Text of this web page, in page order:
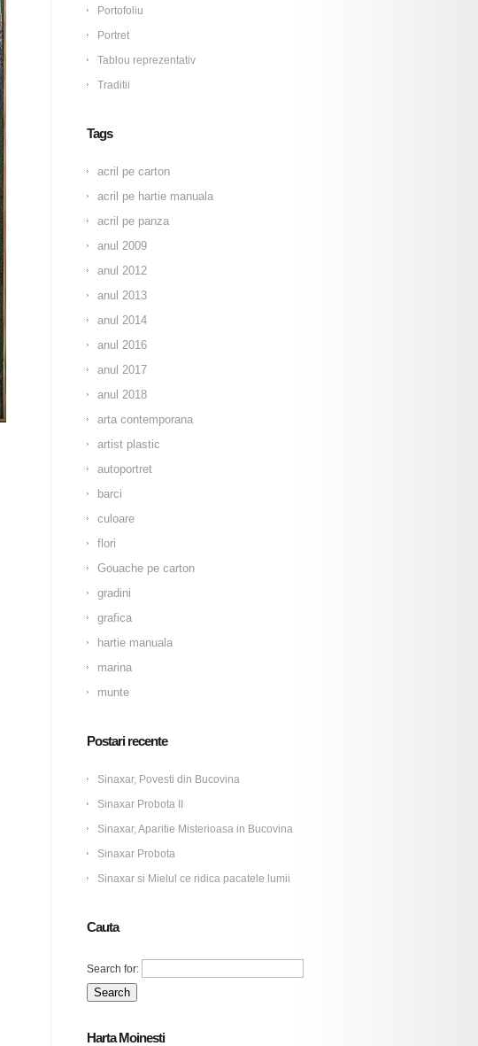
Portofoliu
Portret
Tablou reprezentativ
Traditii
Tags
acril pe carton
acril pe hartie manuala
acril pe panza
anul 2009
anul 2012
anul 2013
anul 2014
anul 2016
anul 2017
anul 2018
arta contemporana
artist plastic
autoportret
barci
culoare
flori
Gouache pe carton
gradini
grafica
hartie manuala
marina
munte
Postari recente
Sinaxar, Povesti din Bucovina
Sinaxar Probota II
Sinaxar, Aparitie Misterioasa in Bucovina
Sinaxar Probota
Sinaxar si Mielul ce ridica pacatele lumii
Cauta
Search for:
Harta Moinesti